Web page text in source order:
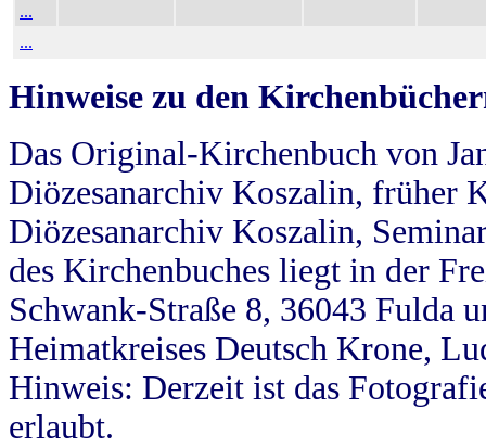
...
...
Hinweise zu den
Das Original-Kirchenbuch von
Diözesanarchiv Koszalin, früher
Diözesanarchiv Koszalin,
des Kirchenbuches liegt in der
Schwank-Straße 8, 36043 Fulda
Heimatkreises Deutsch Krone,
Hinweis: Derzeit ist das
erlaubt.